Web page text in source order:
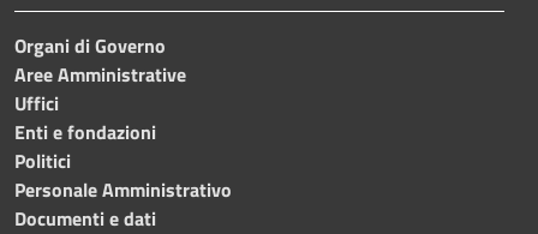
Organi di Governo
Aree Amministrative
Uffici
Enti e fondazioni
Politici
Personale Amministrativo
Documenti e dati